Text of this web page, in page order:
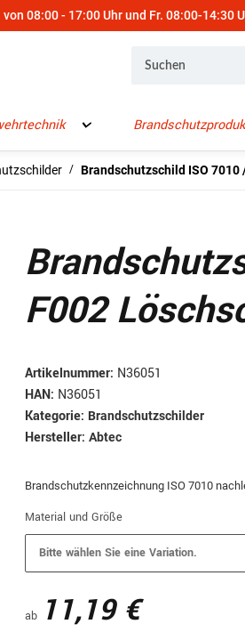
08:00 - 17:00 Uhr und Fr. 08:00-14:30
Brandschutzschild ISO 7010
F002
Artikelnummer: N36051
HAN: N36051
Kategorie: Brandschutzschilder
Hersteller: Abtec
Brandschutzkennzeichnung ISO 7010
Material und Größe
Bitte wählen Sie eine Variation.
ab 11,19 €